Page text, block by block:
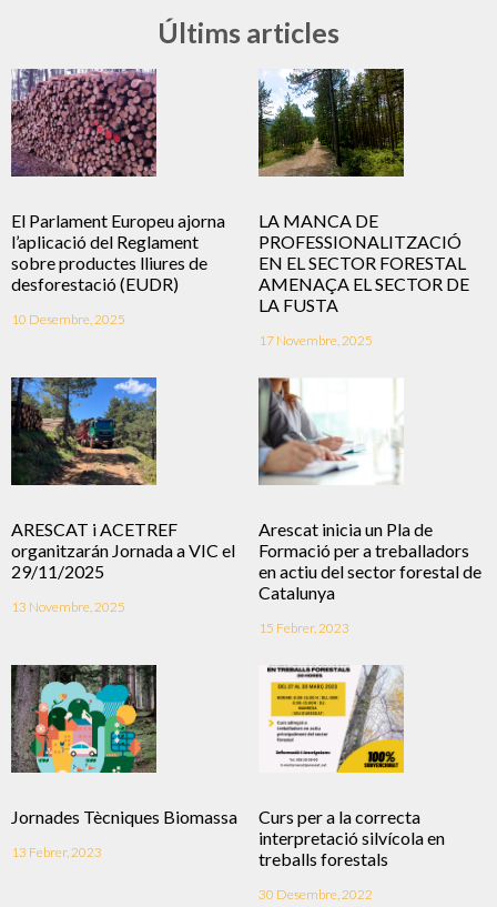
Últims articles
El Parlament Europeu ajorna
l’aplicació del Reglament
sobre productes lliures de
desforestació (EUDR)
10 Desembre, 2025
LA MANCA DE
PROFESSIONALITZACIÓ
EN EL SECTOR FORESTAL
AMENAÇA EL SECTOR DE
LA FUSTA
17 Novembre, 2025
ARESCAT i ACETREF
organitzarán Jornada a VIC el
29/11/2025
13 Novembre, 2025
Arescat inicia un Pla de
Formació per a treballadors
en actiu del sector forestal de
Catalunya
15 Febrer, 2023
Jornades Tècniques Biomassa
13 Febrer, 2023
Curs per a la correcta
interpretació silvícola en
treballs forestals
30 Desembre, 2022